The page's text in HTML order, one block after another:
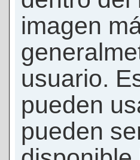
imagen
usuario.
pueden
pueden